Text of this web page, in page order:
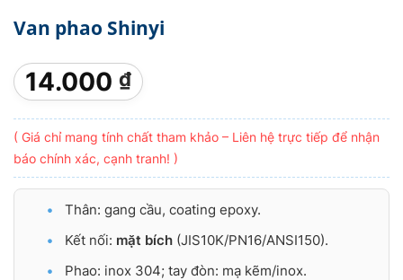
Van phao Shinyi
14.000 ₫
( Giá chỉ mang tính chất tham khảo – Liên hệ trực tiếp để nhận
báo chính xác, cạnh tranh! )
Thân: gang cầu, coating epoxy.
Kết nối: mặt bích(JIS10K/PN16/ANSI150).
Phao: inox 304; tay đòn: mạ kẽm/inox.